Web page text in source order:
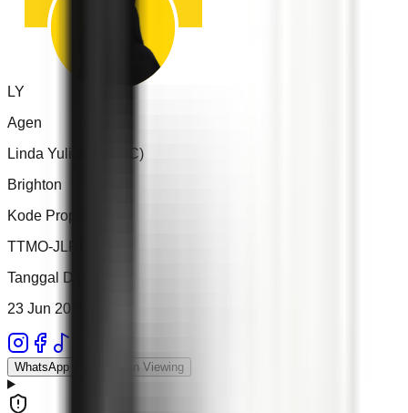
LY
Agen
Linda Yuliani (MFJC)
Brighton
Kode Properti
TTMO-JLRUKO
Tanggal Dipasang
23 Jun 2026
WhatsApp Jadwalkan Viewing